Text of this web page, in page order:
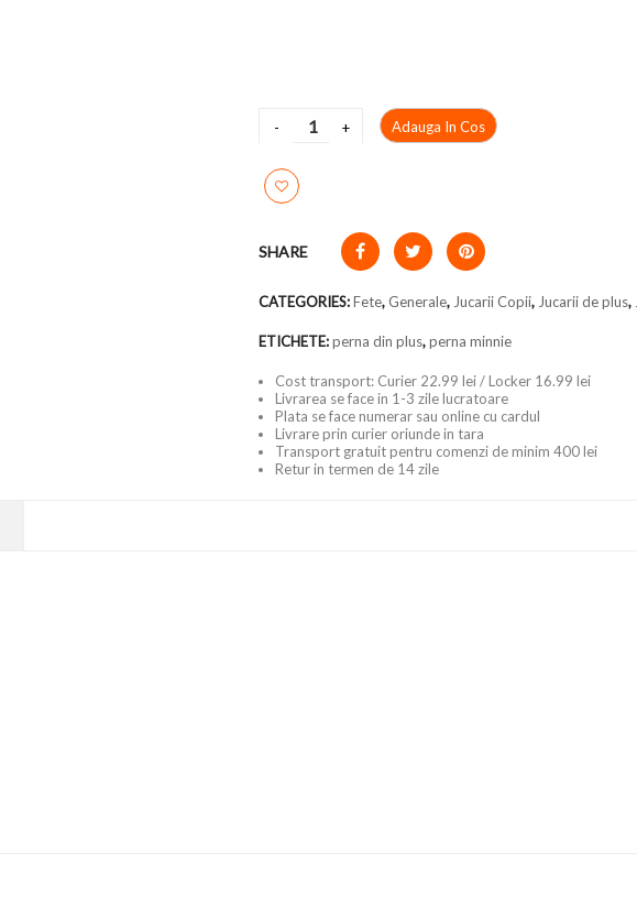
Adauga In Cos
SHARE
CATEGORIES:Fete, Generale, Jucarii Copii, Jucarii de plus,
ETICHETE:perna din plus,perna minnie
Cost transport: Curier 22.99 lei / Locker 16.99 lei
Livrarea se face in 1-3 zile lucratoare
Plata se face numerar sau online cu cardul
Livrare prin curier oriunde in tara
Transport gratuit pentru comenzi de minim 400 lei
Retur in termen de 14 zile